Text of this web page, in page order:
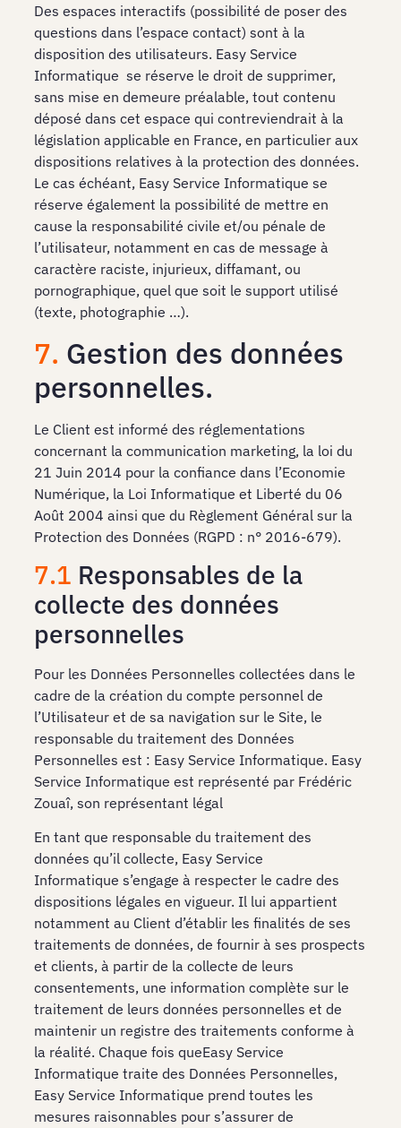
Des espaces interactifs (possibilité de poser des
questions dans l’espace contact) sont à la
disposition des utilisateurs. Easy Service
Informatique se réserve le droit de supprimer,
sans mise en demeure préalable, tout contenu
déposé dans cet espace qui contreviendrait à la
législation applicable en France, en particulier aux
dispositions relatives à la protection des données.
Le cas échéant, Easy Service Informatique se
réserve également la possibilité de mettre en
cause la responsabilité civile et/ou pénale de
l’utilisateur, notamment en cas de message à
caractère raciste, injurieux, diffamant, ou
pornographique, quel que soit le support utilisé
(texte, photographie …).
7. Gestion des données
personnelles.
Le Client est informé des réglementations
concernant la communication marketing, la loi du
21 Juin 2014 pour la confiance dans l’Economie
Numérique, la Loi Informatique et Liberté du 06
Août 2004 ainsi que du Règlement Général sur la
Protection des Données (RGPD : n° 2016-679).
7.1 Responsables de la
collecte des données
personnelles
Pour les Données Personnelles collectées dans le
cadre de la création du compte personnel de
l’Utilisateur et de sa navigation sur le Site, le
responsable du traitement des Données
Personnelles est : Easy Service Informatique. Easy
Service Informatique est représenté par Frédéric
Zouaî, son représentant légal
En tant que responsable du traitement des
données qu’il collecte, Easy Service
Informatique s’engage à respecter le cadre des
dispositions légales en vigueur. Il lui appartient
notamment au Client d’établir les finalités de ses
traitements de données, de fournir à ses prospects
et clients, à partir de la collecte de leurs
consentements, une information complète sur le
traitement de leurs données personnelles et de
maintenir un registre des traitements conforme à
la réalité. Chaque fois queEasy Service
Informatique traite des Données Personnelles,
Easy Service Informatique prend toutes les
mesures raisonnables pour s’assurer de